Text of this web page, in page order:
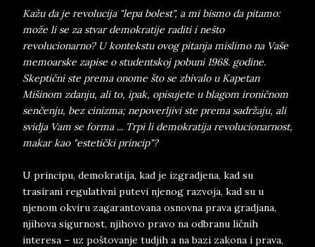
Kažu da je revolucija "lepa bolest", a mi bismo da pitamo:
može li se za stvar demokratije raditi i nešto
revolucionarno? U kontekstu ovog pitanja mislimo na Vaše
memoarske zapise o studentskoj pobuni 1968. godine.
Skeptični ste prema onome što se zbivalo u Kapetan
Mišinom zdanju, ali to, ipak, opisujete u blagom ironičnom
senčenju, bez cinizma; nepoverljivi ste prema sadržaju, ali
svidja Vam se forma ... Trpi li demokratija revolucionarnost,
makar kao "estetički princip"?
U principu, demokratija, kad je izgradjena, kad su
trasirani regulativni putevi njenog razvoja, kad su u
njenom okviru zagarantovana osnovna prava gradjana,
njihova sigurnost, njihovo pravo na odbranu ličnih
interesa – uz poštovanje tudjih a na bazi zakona i prava,